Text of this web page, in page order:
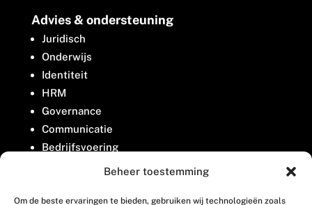
Beheer toestemming
Om de beste ervaringen te bieden, gebruiken wij technologieën zoals
Advies & ondersteuning
Juridisch
Onderwijs
Identiteit
HRM
Governance
Communicatie
Bedrijfsvoering
Belangenbehartiging